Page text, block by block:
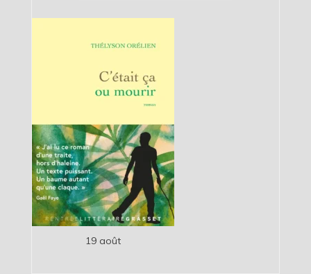
19 août